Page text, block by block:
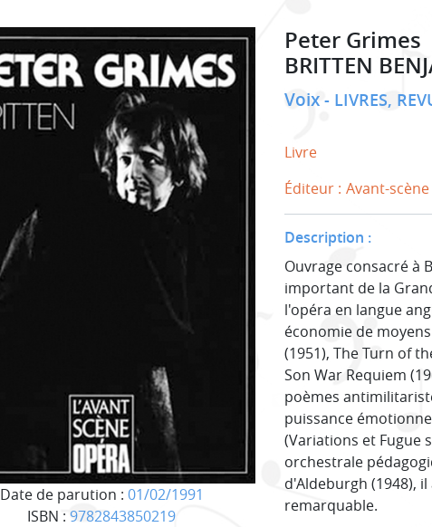
Date de parution : 01/02/1991
ISBN : 9782843850219
Peter Grimes
BRITTEN
Voix LIVRES,
Livre
Éditeur : Avant-
Description :
Ouvrage consacré à
important de la
l'opéra en langue
économie de
(1951), The Turn of
Son War Requiem
poèmes
puissance
(Variations et Fugue
orchestrale
d'Aldeburgh (1948),
remarquable.